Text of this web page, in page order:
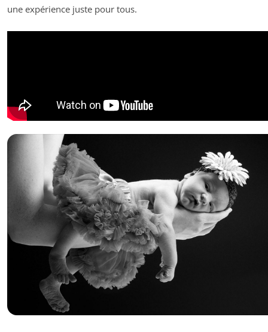
une expérience juste pour tous.